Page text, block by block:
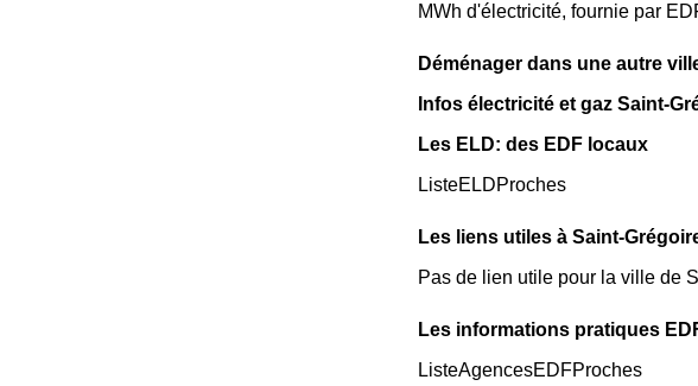
MWh d'électricité, fournie par
Déménager dans une autre
Infos électricité et gaz Saint-
Les ELD: des EDF locaux
ListeELDProches
Les liens utiles à Saint-
Pas de lien utile pour la ville de
Les informations pratiques
ListeAgencesEDFProches